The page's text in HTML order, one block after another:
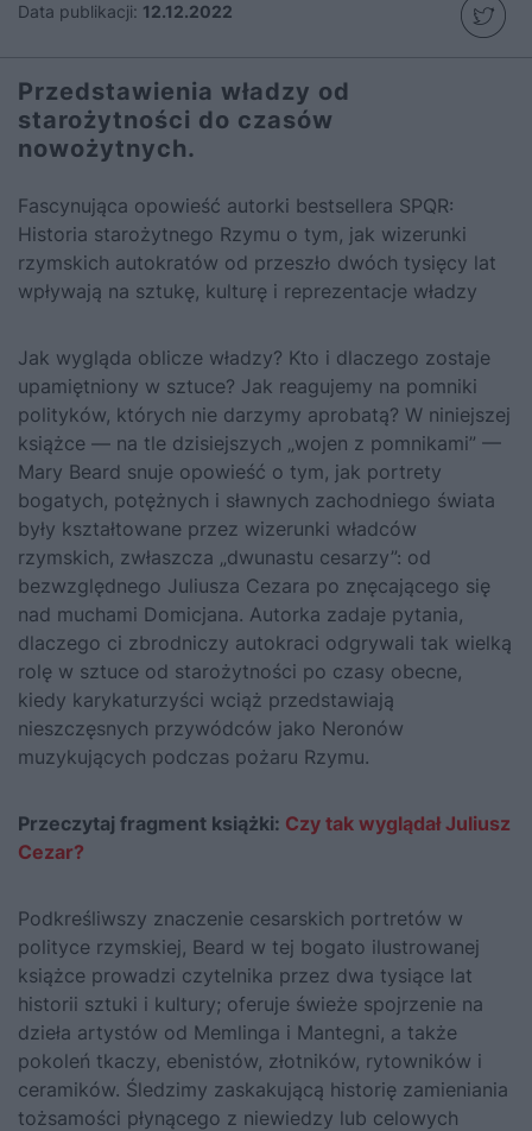
Data publikacji: 12.12.2022
Przedstawienia władzy od
starożytności do czasów
nowożytnych.
Fascynująca opowieść autorki bestsellera SPQR:
Historia starożytnego Rzymu o tym, jak wizerunki
rzymskich autokratów od przeszło dwóch tysięcy lat
wpływają na sztukę, kulturę i reprezentacje władzy
Jak wygląda oblicze władzy? Kto i dlaczego zostaje
upamiętniony w sztuce? Jak reagujemy na pomniki
polityków, których nie darzymy aprobatą? W niniejszej
książce — na tle dzisiejszych „wojen z pomnikami” —
Mary Beard snuje opowieść o tym, jak portrety
bogatych, potężnych i sławnych zachodniego świata
były kształtowane przez wizerunki władców
rzymskich, zwłaszcza „dwunastu cesarzy”: od
bezwzględnego Juliusza Cezara po znęcającego się
nad muchami Domicjana. Autorka zadaje pytania,
dlaczego ci zbrodniczy autokraci odgrywali tak wielką
rolę w sztuce od starożytności po czasy obecne,
kiedy karykaturzyści wciąż przedstawiają
nieszczęsnych przywódców jako Neronów
muzykujących podczas pożaru Rzymu.
Przeczytaj fragment książki: Czy tak wyglądał Juliusz
Cezar?
Podkreśliwszy znaczenie cesarskich portretów w
polityce rzymskiej, Beard w tej bogato ilustrowanej
książce prowadzi czytelnika przez dwa tysiące lat
historii sztuki i kultury; oferuje świeże spojrzenie na
dzieła artystów od Memlinga i Mantegni, a także
pokoleń tkaczy, ebenistów, złotników, rytowników i
ceramików. Śledzimy zaskakującą historię zamieniania
tożsamości płynącego z niewiedzy lub celowych